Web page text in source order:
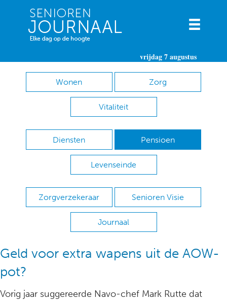
vrijdag 7 augustus
Wonen Zorg
Vitaliteit
Diensten Pensioen
Levenseinde
Zorgverzekeraar Senioren Visie
Journaal
Geld voor extra wapens uit de AOW-
pot?
Vorig jaar suggereerde Navo-chef Mark Rutte dat